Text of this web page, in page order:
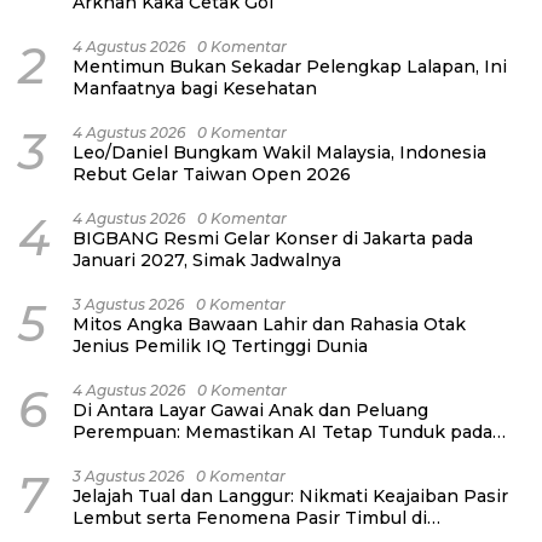
2 4 Agustus 2026 0 Komentar
Mentimun Bukan Sekadar Pelengkap Lalapan, Ini
Manfaatnya bagi Kesehatan
3 4 Agustus 2026 0 Komentar
Leo/Daniel Bungkam Wakil Malaysia, Indonesia
Rebut Gelar Taiwan Open 2026
4 4 Agustus 2026 0 Komentar
BIGBANG Resmi Gelar Konser di Jakarta pada
Januari 2027, Simak Jadwalnya
5 3 Agustus 2026 0 Komentar
Mitos Angka Bawaan Lahir dan Rahasia Otak
Jenius Pemilik IQ Tertinggi Dunia
6 4 Agustus 2026 0 Komentar
Di Antara Layar Gawai Anak dan Peluang
Perempuan: Memastikan AI Tetap Tunduk pada
7 3 Agustus 2026 0 Komentar
Jelajah Tual dan Langgur: Nikmati Keajaiban Pasir
Lembut serta Fenomena Pasir Timbul di